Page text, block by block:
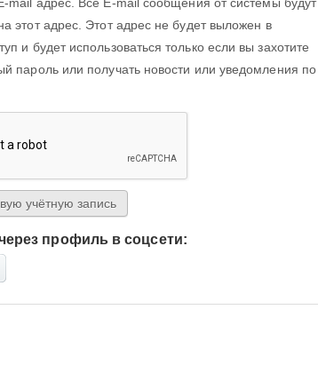
mail адрес. Все E-mail сообщения от системы будут
этот адрес. Этот адрес не будет выложен в
и будет использоваться только если вы захотите
пароль или получать новости или уведомления по
профиль в соцсети:
with Яндекс